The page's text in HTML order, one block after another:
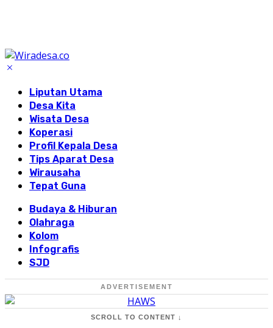
Liputan Utama
Desa Kita
Wisata Desa
Koperasi
Profil Kepala Desa
Tips Aparat Desa
Wirausaha
Tepat Guna
Budaya & Hiburan
Olahraga
Kolom
Infografis
SJD
ADVERTISEMENT
SCROLL TO CONTENT ↓